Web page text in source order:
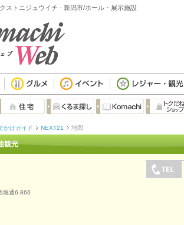
ストニジュウイチ - 新潟市/ホール・展示施設
かけガイド NEXT21 地図
観光
堀通6-866